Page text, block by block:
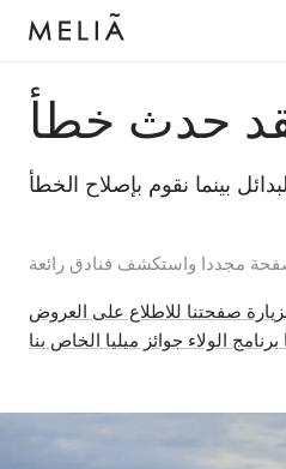
حدث خطأ
مجددا واستكشف فنادق رائعة
صفحتنا للاطلاع على العروض
الولاء جوائز ميليا الخاص بنا